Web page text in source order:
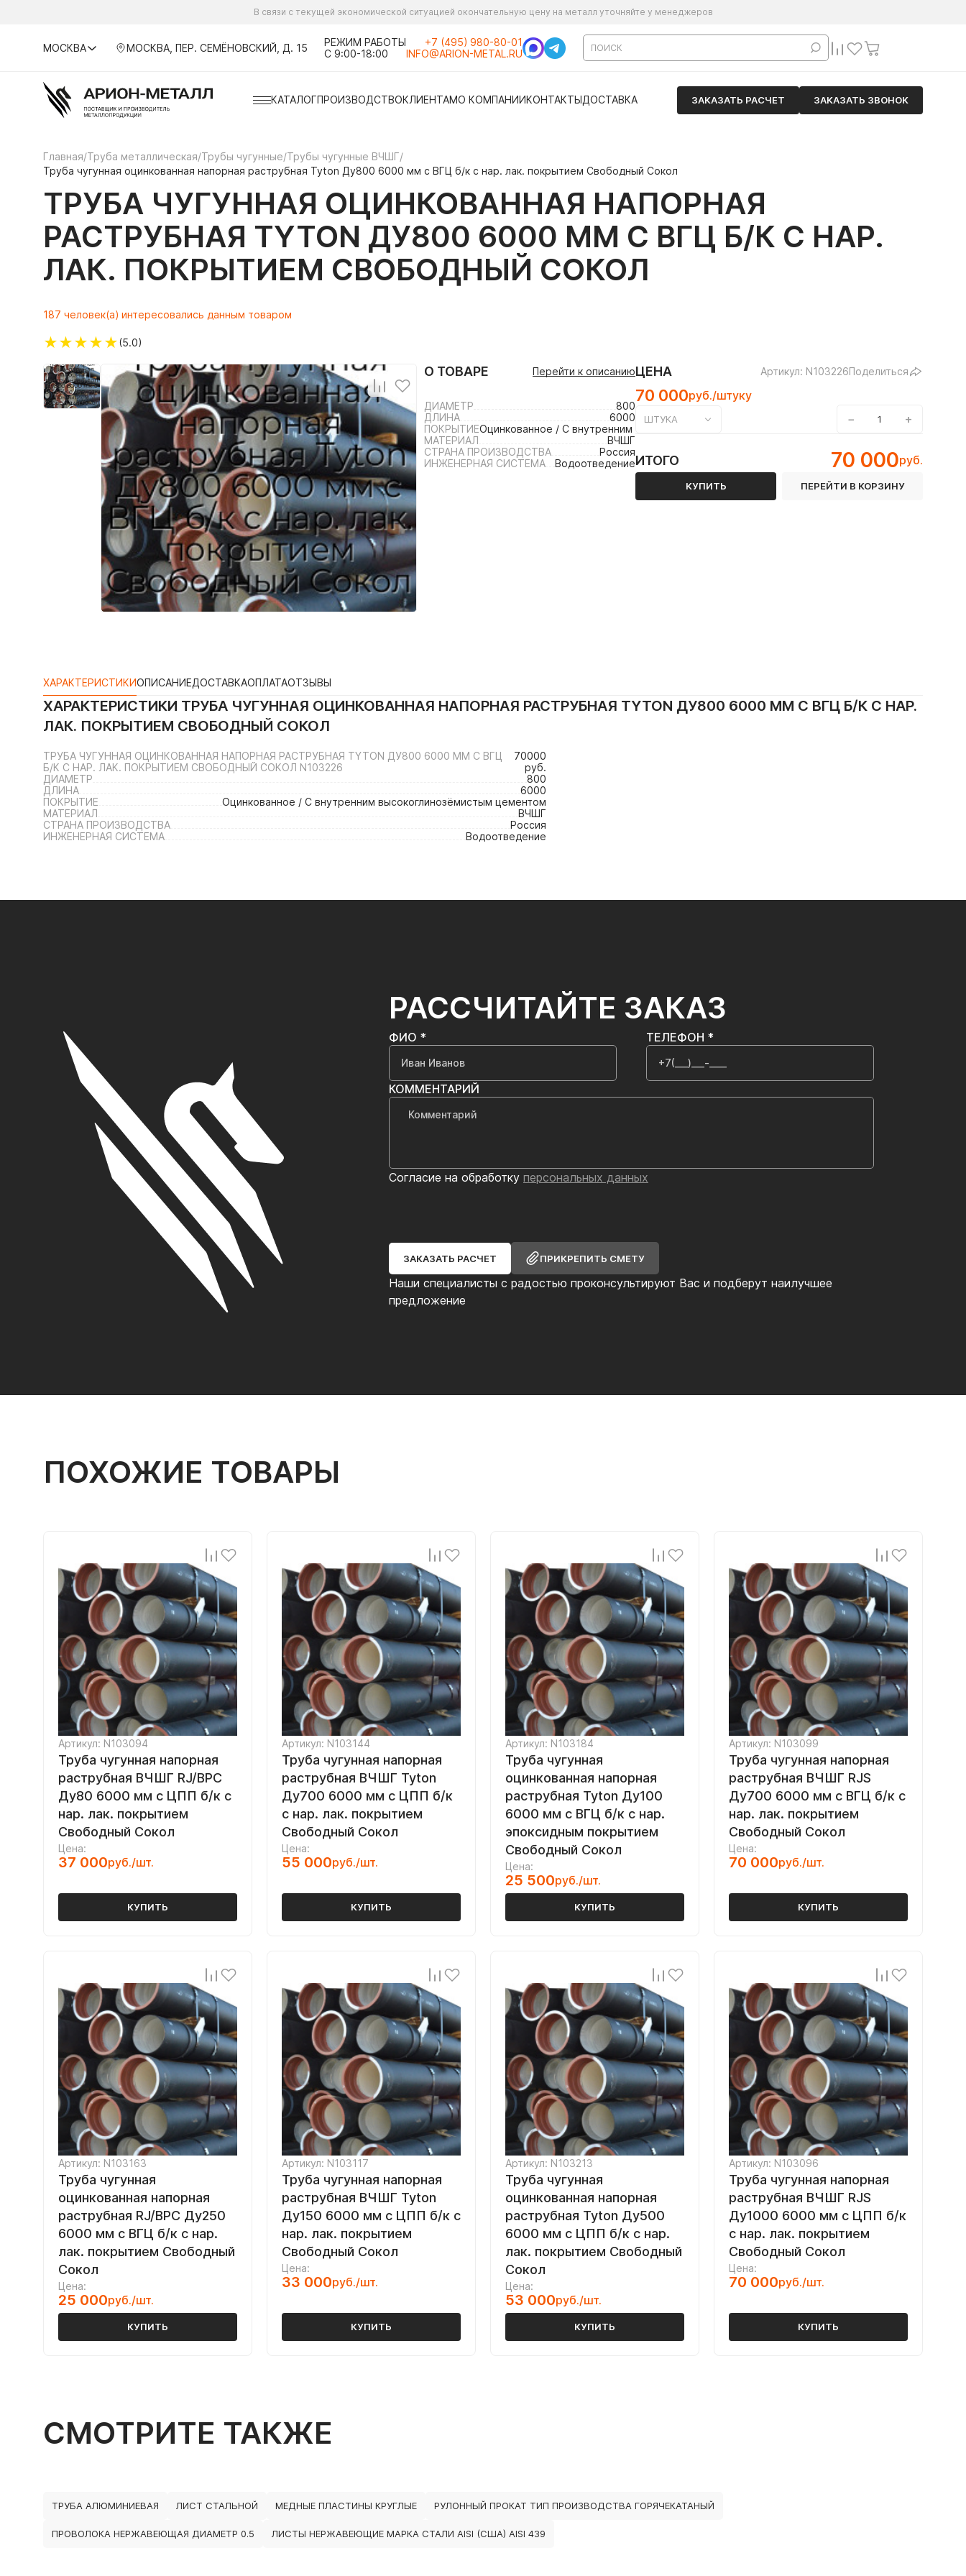
В связи с текущей экономической ситуацией окончательную цену на металл уточняйте у менеджеров
МОСКВА МОСКВА, ПЕР. СЕМЁНОВСКИЙ, Д. 15
РЕЖИМ РАБОТЫ
С 9:00-18:00
+7 (495) 980-80-01
INFO@ARION-METAL.RU
КАТАЛОГПРОИЗВОДСТВОКЛИЕНТАМО КОМПАНИИКОНТАКТЫДОСТАВКА ЗАКАЗАТЬ РАСЧЕТ ЗАКАЗАТЬ ЗВОНОК
Главная/Труба металлическая/Трубы чугунные/Трубы чугунные ВЧШГ/
Труба чугунная оцинкованная напорная раструбная Tyton Ду800 6000 мм с ВГЦ б/к с нар. лак. покрытием Свободный Сокол
ТРУБА ЧУГУННАЯ ОЦИНКОВАННАЯ НАПОРНАЯ
РАСТРУБНАЯ TYTON ДУ800 6000 ММ С ВГЦ Б/К С НАР.
ЛАК. ПОКРЫТИЕМ СВОБОДНЫЙ СОКОЛ
187 человек(а) интересовались данным товаром
★★★★★(5.0)
О ТОВАРЕ Перейти к описанию
ДИАМЕТР
800
ДЛИНА
6000
ПОКРЫТИЕОцинкованное / С внутренним высокоглинозёмистым цементом
МАТЕРИАЛ
ВЧШГ
СТРАНА ПРОИЗВОДСТВА
Россия
ИНЖЕНЕРНАЯ СИСТЕМА
Водоотведение
ЦЕНА Артикул: N103226Поделиться
70 000руб./штуку
ШТУКА − +
ИТОГО 70 000руб.
КУПИТЬ ПЕРЕЙТИ В КОРЗИНУ
ХАРАКТЕРИСТИКИОПИСАНИЕДОСТАВКАОПЛАТАОТЗЫВЫ
ХАРАКТЕРИСТИКИ ТРУБА ЧУГУННАЯ ОЦИНКОВАННАЯ НАПОРНАЯ РАСТРУБНАЯ TYTON ДУ800 6000 ММ С ВГЦ Б/К С НАР.
ЛАК. ПОКРЫТИЕМ СВОБОДНЫЙ СОКОЛ
ТРУБА ЧУГУННАЯ ОЦИНКОВАННАЯ НАПОРНАЯ РАСТРУБНАЯ TYTON ДУ800 6000 ММ С ВГЦ
Б/К С НАР. ЛАК. ПОКРЫТИЕМ СВОБОДНЫЙ СОКОЛ N103226
70000
руб.
ДИАМЕТР
800
ДЛИНА
6000
ПОКРЫТИЕ
Оцинкованное / С внутренним высокоглинозёмистым цементом
МАТЕРИАЛ
ВЧШГ
СТРАНА ПРОИЗВОДСТВА
Россия
ИНЖЕНЕРНАЯ СИСТЕМА
Водоотведение
РАССЧИТАЙТЕ ЗАКАЗ
Наши специалисты с радостью проконсультируют Вас и подберут наилучшее
предложение
ФИО * ТЕЛЕФОН *
КОММЕНТАРИЙ
Согласие на обработку персональных данных
ЗАКАЗАТЬ РАСЧЕТ ПРИКРЕПИТЬ СМЕТУ
ПОХОЖИЕ ТОВАРЫ
Артикул: N103094
Труба чугунная напорная
раструбная ВЧШГ RJ/ВРС
Ду80 6000 мм с ЦПП б/к с
нар. лак. покрытием
Свободный Сокол
Цена:
37 000руб./шт.
КУПИТЬ
Артикул: N103144
Труба чугунная напорная
раструбная ВЧШГ Tyton
Ду700 6000 мм с ЦПП б/к
с нар. лак. покрытием
Свободный Сокол
Цена:
55 000руб./шт.
КУПИТЬ
Артикул: N103184
Труба чугунная
оцинкованная напорная
раструбная Tyton Ду100
6000 мм с ВГЦ б/к с нар.
эпоксидным покрытием
Свободный Сокол
Цена:
25 500руб./шт.
КУПИТЬ
Артикул: N103099
Труба чугунная напорная
раструбная ВЧШГ RJS
Ду700 6000 мм с ВГЦ б/к с
нар. лак. покрытием
Свободный Сокол
Цена:
70 000руб./шт.
КУПИТЬ
Артикул: N103163
Труба чугунная
оцинкованная напорная
раструбная RJ/ВРС Ду250
6000 мм с ВГЦ б/к с нар.
лак. покрытием Свободный
Сокол
Цена:
25 000руб./шт.
КУПИТЬ
Артикул: N103117
Труба чугунная напорная
раструбная ВЧШГ Tyton
Ду150 6000 мм с ЦПП б/к с
нар. лак. покрытием
Свободный Сокол
Цена:
33 000руб./шт.
КУПИТЬ
Артикул: N103213
Труба чугунная
оцинкованная напорная
раструбная Tyton Ду500
6000 мм с ЦПП б/к с нар.
лак. покрытием Свободный
Сокол
Цена:
53 000руб./шт.
КУПИТЬ
Артикул: N103096
Труба чугунная напорная
раструбная ВЧШГ RJS
Ду1000 6000 мм с ЦПП б/к
с нар. лак. покрытием
Свободный Сокол
Цена:
70 000руб./шт.
КУПИТЬ
СМОТРИТЕ ТАКЖЕ
ТРУБА АЛЮМИНИЕВАЯ ЛИСТ СТАЛЬНОЙ МЕДНЫЕ ПЛАСТИНЫ КРУГЛЫЕ РУЛОННЫЙ ПРОКАТ ТИП ПРОИЗВОДСТВА ГОРЯЧЕКАТАНЫЙ
ПРОВОЛОКА НЕРЖАВЕЮЩАЯ ДИАМЕТР 0.5 ЛИСТЫ НЕРЖАВЕЮЩИЕ МАРКА СТАЛИ AISI (США) AISI 439